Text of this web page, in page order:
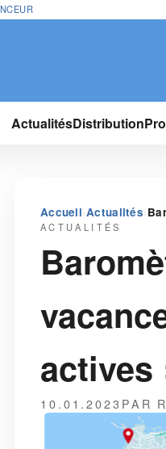
ActualitésDistribution
Accueil›Actualités›
ACTUALITÉS
actives
10.01.2023PAR